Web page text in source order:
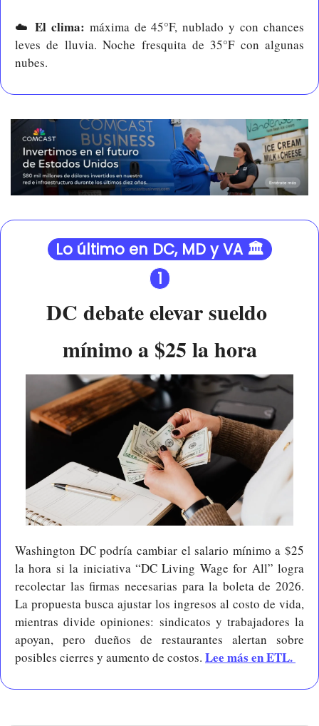
☁️ El clima: máxima de 45°F, nublado y con chances
leves de lluvia. Noche fresquita de 35°F con algunas
nubes.
Lo último en DC, MD y VA 🏛️
1
DC debate elevar sueldo
mínimo a $25 la hora
Washington DC podría cambiar el salario mínimo a $25
la hora si la iniciativa “DC Living Wage for All” logra
recolectar las firmas necesarias para la boleta de 2026.
La propuesta busca ajustar los ingresos al costo de vida,
mientras divide opiniones: sindicatos y trabajadores la
apoyan, pero dueños de restaurantes alertan sobre
posibles cierres y aumento de costos. Lee más en ETL.